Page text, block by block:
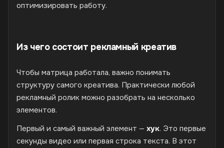
оптимизировать работу.
Из чего состоит рекламный креатив
Чтобы матрица работала, важно понимать
структуру самого креатива. Практически любой
рекламный ролик можно разобрать на несколько
элементов.
Первый и самый важный элемент — хук. Это первые
секунды видео или первая строка текста. В этот